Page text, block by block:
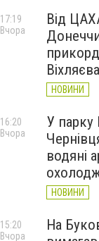
Від
НОВИНИ
17:19
Вчора
У
водяні
НОВИНИ
16:20
Вчора
На
15:20
Вчора